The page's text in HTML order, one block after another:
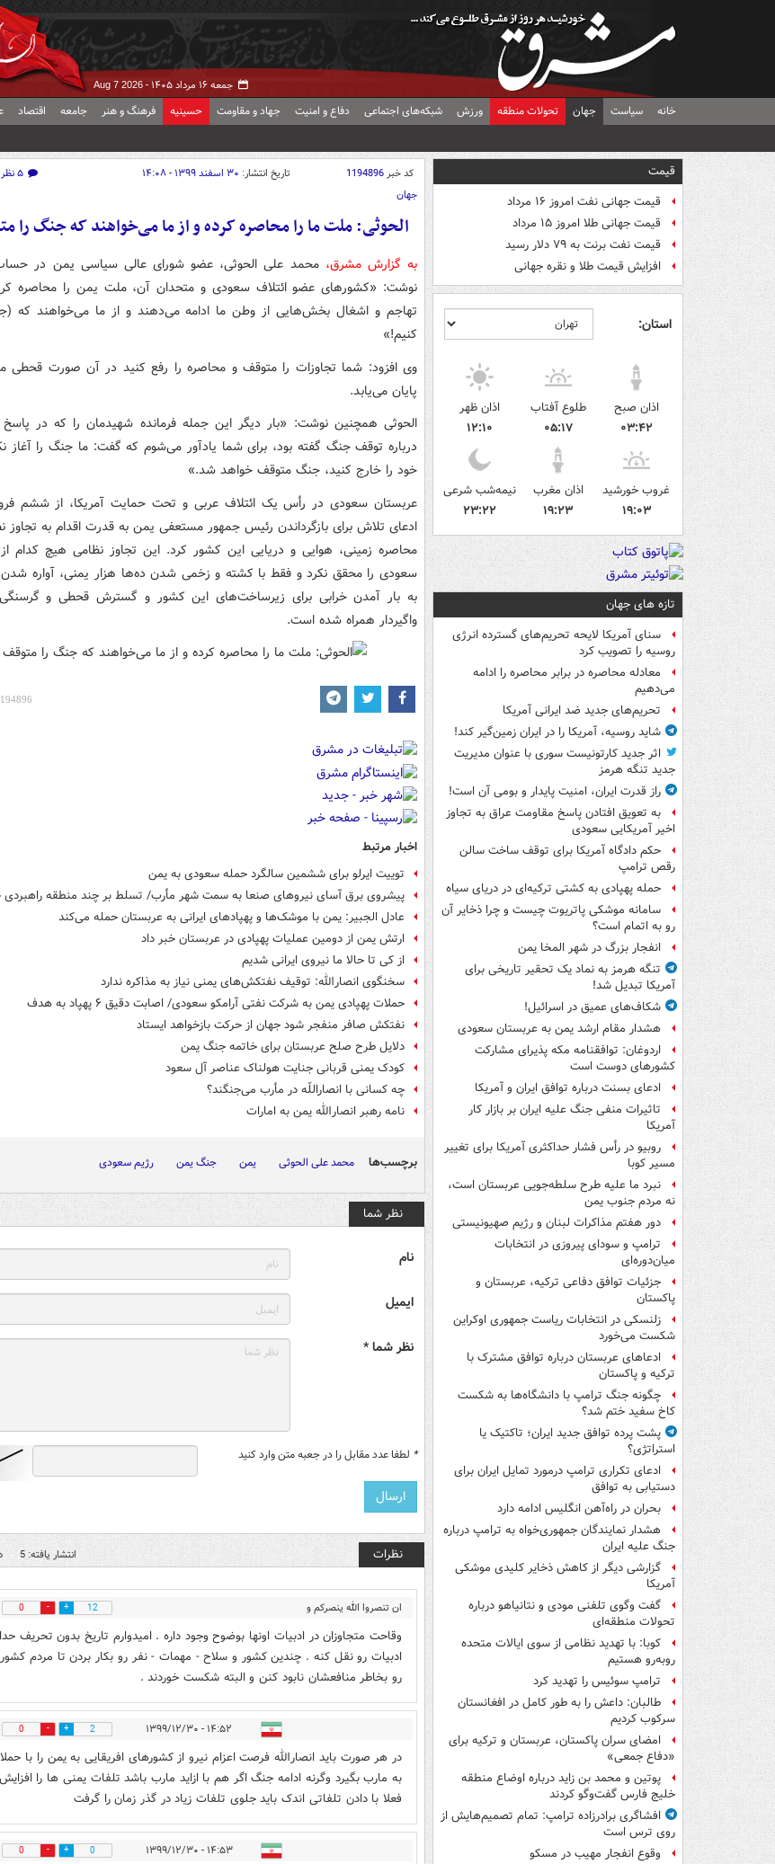
جمعه ۱۶ مرداد ۱۴۰۵ - Aug 7 2026
خانه سیاست جهان تحولات منطقه ورزش شبکه‌های اجتماعی دفاع و امنیت جهاد و مقاومت حسینیه فرهنگ و هنر جامعه اقتصاد
قیمت
قیمت جهانی نفت امروز ۱۶ مرداد
قیمت جهانی طلا امروز ۱۵ مرداد
قیمت نفت برنت به ۷۹ دلار رسید
افزایش قیمت طلا و نقره جهانی
استان:
اذان صبح
۰۳:۴۲
طلوع آفتاب
۰۵:۱۷
اذان ظهر
۱۲:۱۰
غروب خورشید
۱۹:۰۳
اذان مغرب
۱۹:۲۳
نیمه‌شب شرعی
۲۳:۲۲
تازه های جهان
سنای آمریکا لایحه تحریم‌های گسترده انرژی
روسیه را تصویب کرد
معادله محاصره در برابر محاصره را ادامه
می‌دهیم
تحریم‌های جدید ضد ایرانی آمریکا
شاید روسیه، آمریکا را در ایران زمین‌گیر کند!
اثر جدید کارتونیست سوری با عنوان مدیریت
جدید تنگه هرمز
راز قدرت ایران، امنیت پایدار و بومی آن است!
به تعویق افتادن پاسخ مقاومت عراق به تجاوز
اخیر آمریکایی سعودی
حکم دادگاه آمریکا برای توقف ساخت سالن
رقص ترامپ
حمله پهپادی به کشتی ترکیه‌ای در دریای سیاه
سامانه موشکی پاتریوت چیست و چرا ذخایر آن
رو به اتمام است؟
انفجار بزرگ در شهر المخا یمن
تنگه هرمز به نماد یک تحقیر تاریخی برای
آمریکا تبدیل شد!
شکاف‌های عمیق در اسرائیل!
هشدار مقام ارشد یمن به عربستان سعودی
اردوغان: توافقنامه مکه پذیرای مشارکت
کشورهای دوست است
ادعای بسنت درباره توافق ایران و آمریکا
تاثیرات منفی جنگ علیه ایران بر بازار کار
آمریکا
روبیو در رأس فشار حداکثری آمریکا برای تغییر
مسیر کوبا
نبرد ما علیه طرح سلطه‌جویی عربستان است،
نه مردم جنوب یمن
دور هفتم مذاکرات لبنان و رژیم صهیونیستی
ترامپ و سودای پیروزی در انتخابات
میان‌دوره‌ای
جزئیات توافق دفاعی ترکیه، عربستان و
پاکستان
زلنسکی در انتخابات ریاست جمهوری اوکراین
شکست می‌خورد
ادعاهای عربستان درباره توافق مشترک با
ترکیه و پاکستان
چگونه جنگ ترامپ با دانشگاه‌ها به شکست
کاخ سفید ختم شد؟
پشت پرده توافق جدید ایران؛ تاکتیک یا
استراتژی؟
ادعای تکراری ترامپ درمورد تمایل ایران برای
دستیابی به توافق
بحران در راه‌آهن انگلیس ادامه دارد
هشدار نمایندگان جمهوری‌خواه به ترامپ درباره
جنگ علیه ایران
گزارشی دیگر از کاهش ذخایر کلیدی موشکی
آمریکا
گفت وگوی تلفنی مودی و نتانیاهو درباره
تحولات منطقه‌ای
کوبا: با تهدید نظامی از سوی ایالات متحده
روبه‌رو هستیم
ترامپ سوئیس را تهدید کرد
طالبان: داعش را به طور کامل در افغانستان
سرکوب کردیم
امضای سران پاکستان، عربستان و ترکیه برای
«دفاع جمعی»
پوتین و محمد بن زاید درباره اوضاع منطقه
خلیج فارس گفت‌وگو کردند
افشاگری برادرزاده ترامپ: تمام تصمیم‌هایش از
روی ترس است
وقوع انفجار مهیب در مسکو
کد خبر1194896 تاریخ انتشار: ۳۰ اسفند ۱۳۹۹ - ۱۴:۰۸ ۵ نظر
جهان
الحوثی: ملت ما را محاصره کرده و از ما می‌خواهند که جنگ را
به گزارش مشرق، محمد علی الحوثی، عضو شورای عالی سیاسی یمن در
نوشت: «کشورهای عضو ائتلاف سعودی و متحدان آن، ملت یمن را محاصره
تهاجم و اشغال بخش‌هایی از وطن ما ادامه می‌دهند و از ما می‌خواهند که
کنیم!»
وی افزود: شما تجاوزات را متوقف و محاصره را رفع کنید در آن صورت قحطی
پایان می‌یابد.
الحوثی همچنین نوشت: «بار دیگر این جمله فرمانده شهیدمان را که در
درباره توقف جنگ گفته بود، برای شما یادآور می‌شوم که گفت: ما جنگ را آغاز
خود را خارج کنید، جنگ متوقف خواهد شد.»
ادعای تلاش برای بازگرداندن رئیس جمهور مستعفی یمن به قدرت اقدام به تجاوز
محاصره زمینی، هوایی و دریایی این کشور کرد. این تجاوز نظامی هیچ کدام
سعودی را محقق نکرد و فقط با کشته و زخمی شدن ده‌ها هزار یمنی، آواره شدن
به بار آمدن خرابی برای زیرساخت‌های این کشور و گسترش قحطی و
واگیردار همراه شده است.
اخبار مرتبط
توییت ایرلو برای ششمین سالگرد حمله سعودی به یمن
پیشروی برق آسای نیروهای صنعا به سمت شهر مأرب/ تسلط بر چند منطقه راهبردی
عادل الجبیر: یمن با موشک‌ها و پهپادهای ایرانی به عربستان حمله می‌کند
ارتش یمن از دومین عملیات پهپادی در عربستان خبر داد
از کی تا حالا ما نیروی ایرانی شدیم
سخنگوی انصارالله: توقیف نفتکش‌های یمنی نیاز به مذاکره ندارد
حملات پهپادی یمن به شرکت نفتی آرامکو سعودی/ اصابت دقیق ۶ پهپاد به هدف
نفتکش صافر منفجر شود جهان از حرکت بازخواهد ایستاد
دلایل طرح صلح عربستان برای خاتمه جنگ یمن
کودک یمنی قربانی جنایت هولناک عناصر آل سعود
چه کسانی با انصاراللّه در مأرب می‌جنگند؟
نامه رهبر انصارالله یمن به امارات
برچسب‌ها محمد علی الحوثی یمن جنگ یمن رژیم سعودی
نظر شما
نام
ایمیل
نظر شما *
* لطفا عدد مقابل را در جعبه متن وارد کنید
نظرات انتشار یافته: 5
ان تنصروا الله ینصرکم و
یثبت اقدامکم
۱۴:۴۷ - ۱۳۹۹/۱۲/۳۰
12
0
وقاحت متجاوزان در ادبیات اونها بوضوح وجود داره . امیدوارم تاریخ بدون تحریف
ادبیات رو نقل کنه . چندین کشور و سلاح - مهمات - نفر رو بکار بردن تا مردم
رو بخاطر منافعشان نابود کنن و البته شکست خوردند .
۱۴:۵۲ - ۱۳۹۹/۱۲/۳۰ 2
0
در هر صورت باید انصارالله فرصت اعزام نیرو از کشورهای افریقایی به یمن را با
به مارب بگیرد وگرنه ادامه جنگ اگر هم با ازاید مارب باشد تلفات یمنی ها را
فعلا با دادن تلفاتی اندک باید جلوی تلفات زیاد در گذر زمان را گرفت
۱۴:۵۳ - ۱۳۹۹/۱۲/۳۰ 0
0